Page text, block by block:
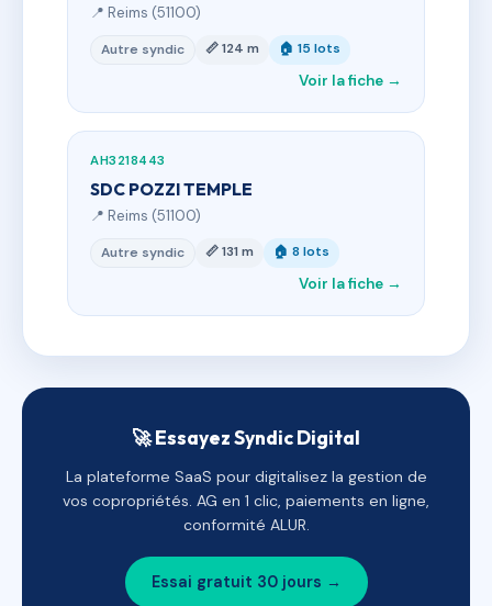
📍 Reims (51100)
Autre syndic 📏 124 m 🏠 15 lots
Voir la fiche →
AH3218443
SDC POZZI TEMPLE
📍 Reims (51100)
Autre syndic 📏 131 m 🏠 8 lots
Voir la fiche →
🚀 Essayez Syndic Digital
La plateforme SaaS pour digitalisez la gestion de
vos copropriétés. AG en 1 clic, paiements en ligne,
conformité ALUR.
Essai gratuit 30 jours →